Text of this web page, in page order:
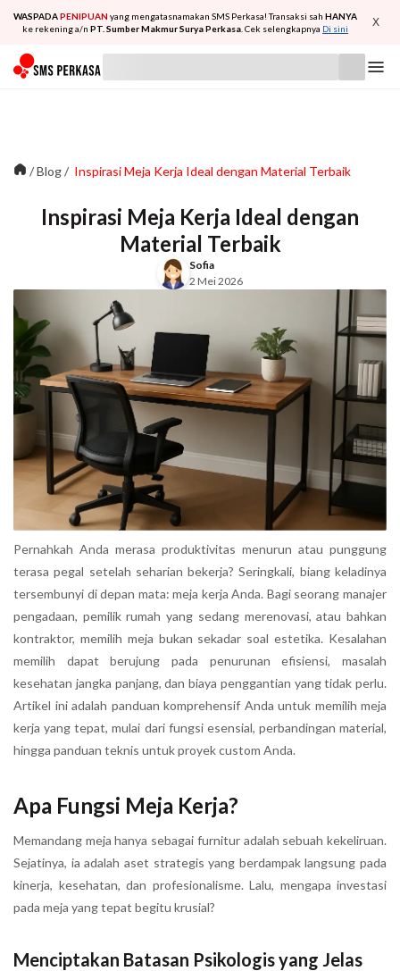
WASPADAPENIPUAN yang mengatasnamakan SMS Perkasa! Transaksi sah HANYA
ke rekening a/n PT. Sumber Makmur Surya Perkasa . Cek selengkapnya Di sini X
/Blog/ Inspirasi Meja Kerja Ideal dengan Material Terbaik
Inspirasi Meja Kerja Ideal dengan
Material Terbaik
Sofia
2 Mei 2026
Pernahkah Anda merasa produktivitas menurun atau punggung
terasa pegal setelah seharian bekerja? Seringkali, biang keladinya
tersembunyi di depan mata: meja kerja Anda. Bagi seorang manajer
pengadaan, pemilik rumah yang sedang merenovasi, atau bahkan
kontraktor, memilih meja bukan sekadar soal estetika. Kesalahan
memilih dapat berujung pada penurunan efisiensi, masalah
kesehatan jangka panjang, dan biaya penggantian yang tidak perlu.
Artikel ini adalah panduan komprehensif Anda untuk memilih meja
kerja yang tepat, mulai dari fungsi esensial, perbandingan material,
hingga panduan teknis untuk proyek custom Anda.
Apa Fungsi Meja Kerja?
Memandang meja hanya sebagai furnitur adalah sebuah kekeliruan.
Sejatinya, ia adalah aset strategis yang berdampak langsung pada
kinerja, kesehatan, dan profesionalisme. Lalu, mengapa investasi
pada meja yang tepat begitu krusial?
Menciptakan Batasan Psikologis yang Jelas